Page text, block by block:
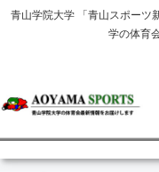
青山学院大学 「青山スポーツ
学の体育